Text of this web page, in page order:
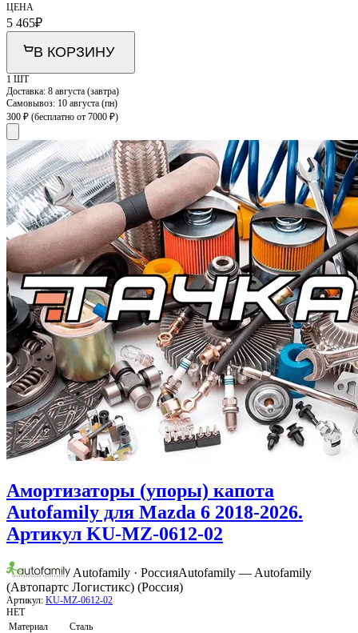
ЦЕНА
5 465₽
В КОРЗИНУ
1 ШТ
Доставка: 8 августа (завтра)
Самовывоз: 10 августа (пн)
300 ₽ (бесплатно от 7000 ₽)
Амортизаторы (упоры) капота
Autofamily для Mazda 6 2018-2026.
Артикул KU-MZ-0612-02
Autofamily · РоссияAutofamily — Autofamily
(Автопартс Логистикс) (Россия)
Артикул: KU-MZ-0612-02
НЕТ
Материал
Сталь